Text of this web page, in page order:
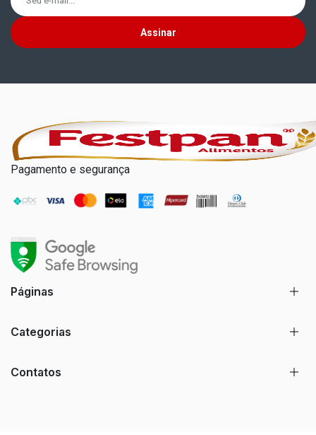
Assinar
Pagamento e segurança
Páginas
Categorias
Contatos